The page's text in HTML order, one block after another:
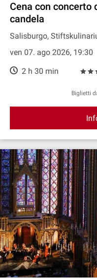
Cena con concerto
candela
Salisburgo,
ven 07. ago 2026, 19:30
2 h 30 min
Biglietti